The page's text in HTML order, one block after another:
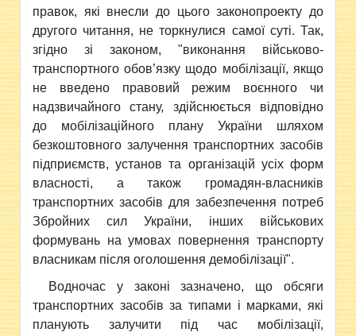
правок, які внесли до цього законопроекту до
другого читання, не торкнулися самої суті. Так,
згідно зі законом, "виконання військово-
транспортного обов’язку щодо мобілізації, якщо
не введено правовий режим воєнного чи
надзвичайного стану, здійснюється відповідно
до мобілізаційного плану України шляхом
безкоштовного залучення транспортних засобів
підприємств, установ та організацій усіх форм
власності, а також громадян-власників
транспортних засобів для забезпечення потреб
Збройних сил України, інших військових
формувань на умовах повернення транспорту
власникам після оголошення демобілізації".
Водночас у законі зазначено, що обсяги
транспортних засобів за типами і марками, які
планують залучити під час мобілізації,